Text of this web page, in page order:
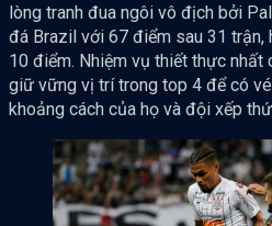
lòng tranh đua ngôi vô địch bởi
đá Brazil với 67 điểm sau 31
10 điểm. Nhiệm vụ thiết thực nhất
giữ vững vị trí trong top 4 để có
khoảng cách của họ và đội xếp